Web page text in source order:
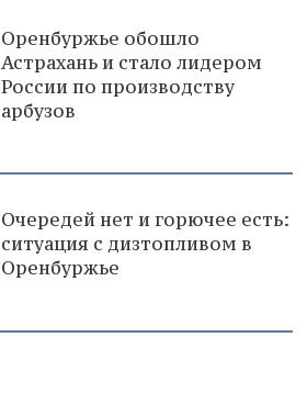
Оренбуржье обошло
Астрахань и стало лидером
России по производству
арбузов
Очередей нет и горючее есть:
ситуация с дизтопливом в
Оренбуржье